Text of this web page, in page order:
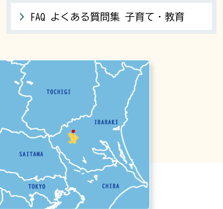
FAQ よくある質問集 子育て・教育